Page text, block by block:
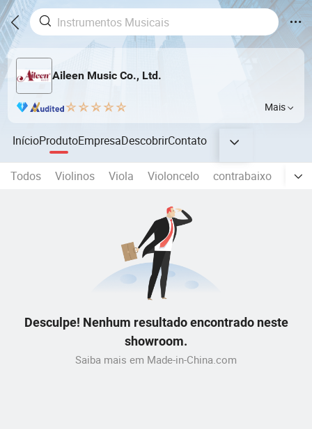
Aileen Music Co., Ltd.
Mais
InícioProdutoEmpresaDescobrirContato
Todos Violinos Viola Violoncelo contrabaixo
Desculpe! Nenhum resultado encontrado neste
showroom.
Saiba mais em Made-in-China.com